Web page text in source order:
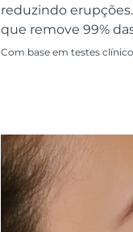
reduzindo
que remove 99%
Com base em testes